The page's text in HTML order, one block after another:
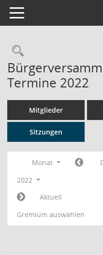
Toggle navigation
Termine 2022
Mitglieder
Sitzungen
Monat
2022
Aktuell
Gremium auswählen